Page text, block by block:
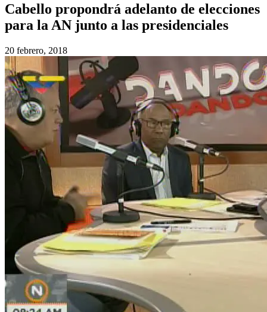
Cabello propondrá adelanto de elecciones
para la AN junto a las presidenciales
20 febrero, 2018